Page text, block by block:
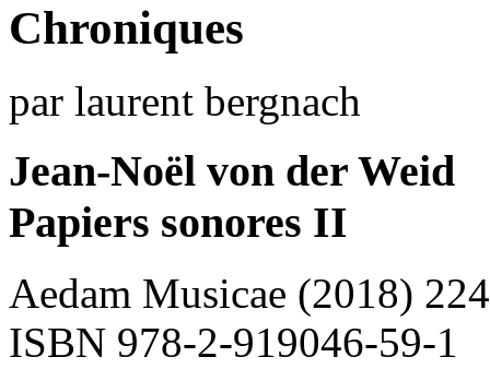
Chroniques
par laurent bergnach
Jean-Noël von der Weid
Papiers sonores II
Aedam Musicae (2018)
ISBN 978-2-919046-59-1